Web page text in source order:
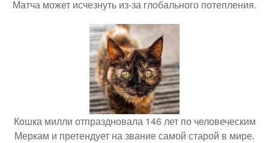
Матча может исчезнуть из-за глобального потепления.
Кошка милли отпраздновала 146 лет по человеческим
Меркам и претендует на звание самой старой в мире.